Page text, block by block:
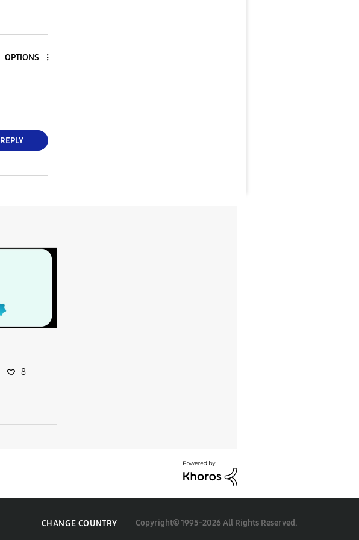
OPTIONS
REPLY
8
CHANGE COUNTRY Copyright© 1995-2026 All Rights Reserved.